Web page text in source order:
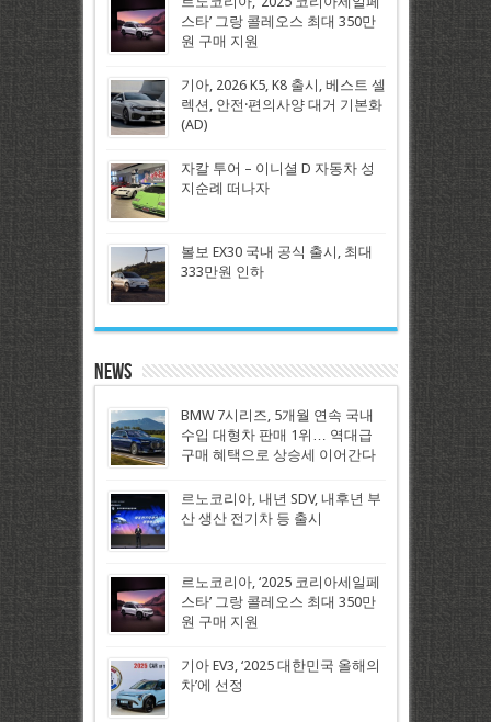
스타’ 그랑 콜레오스 최대 350만
원 구매 지원
기아, 2026 K5, K8 출시, 베스트 셀
렉션, 안전·편의사양 대거 기본화
(AD)
자칼 투어 – 이니셜 D 자동차 성
지순례 떠나자
볼보 EX30 국내 공식 출시, 최대
333만원 인하
News
BMW 7시리즈, 5개월 연속 국내
수입 대형차 판매 1위… 역대급
구매 혜택으로 상승세 이어간다
르노코리아, 내년 SDV, 내후년 부
산 생산 전기차 등 출시
르노코리아, ‘2025 코리아세일페
스타’ 그랑 콜레오스 최대 350만
원 구매 지원
기아 EV3, ‘2025 대한민국 올해의
차’에 선정